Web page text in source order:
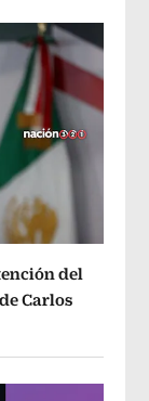
del
Carlos